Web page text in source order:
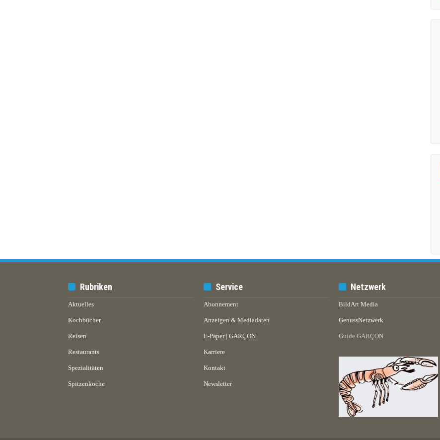
Rubriken
Aktuelles
Kochbücher
Reisen
Restaurants
Spezialitäten
Spitzenköche
Service
Abonnement
Anzeigen & Mediadaten
E-Paper | GARÇON
Karriere
Kontakt
Newsletter
Netzwerk
BildArt Media
GenussNetzwerk
Guide GARÇON